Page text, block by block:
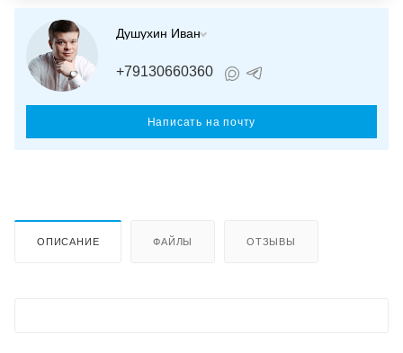
Душухин Иван
+79130660360
Написать на почту
ОПИСАНИЕ ФАЙЛЫ ОТЗЫВЫ